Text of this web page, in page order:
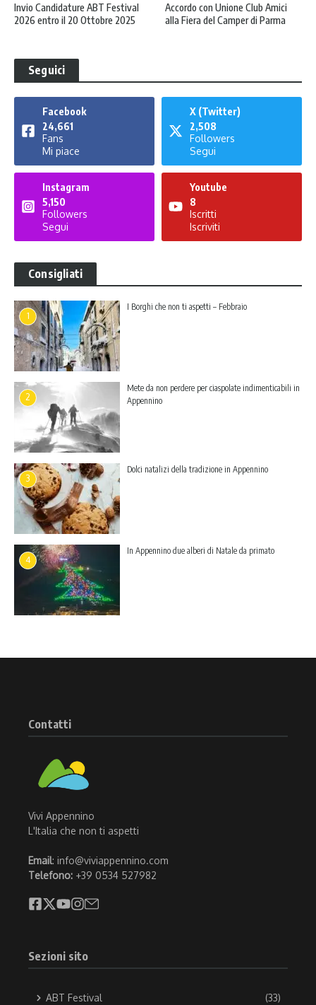
Invio Candidature ABT Festival
2026 entro il 20 Ottobre 2025
Accordo con Unione Club Amici
alla Fiera del Camper di Parma
Seguici
Facebook
24,661
Fans
Mi piace
X (Twitter)
2,508
Followers
Segui
Instagram
5,150
Followers
Segui
Youtube
8
Iscritti
Iscriviti
Consigliati
1
I Borghi che non ti aspetti – Febbraio
2
Mete da non perdere per ciaspolate indimenticabili in
Appennino
3
Dolci natalizi della tradizione in Appennino
4
In Appennino due alberi di Natale da primato
Contatti
Vivi Appennino
L'Italia che non ti aspetti
Email: info@viviappennino.com
Telefono: +39 0534 527982
Sezioni sito
ABT Festival (33)